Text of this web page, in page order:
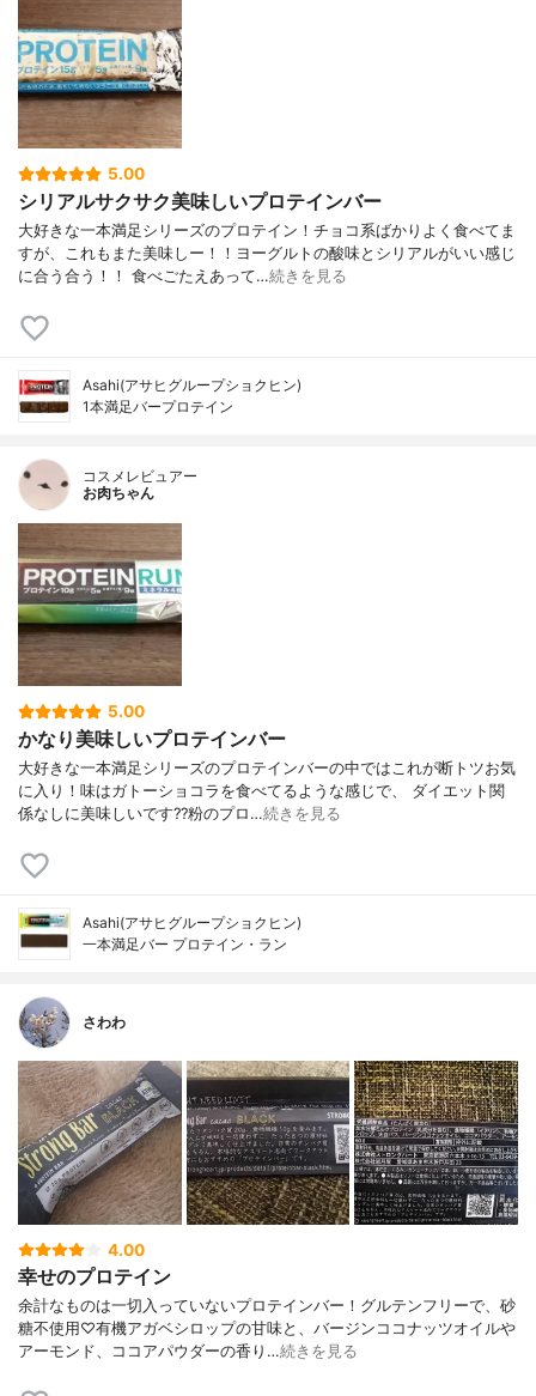
5.00
シリアルサクサク美味しいプロテインバー
大好きな一本満足シリーズのプロテイン！チョコ系ばかりよく食べてま
すが、これもまた美味しー！！ヨーグルトの酸味とシリアルがいい感じ
に合う合う！！ 食べごたえあって…続きを見る
Asahi(アサヒグループショクヒン)
1本満足バープロテイン
コスメレビュアー
お肉ちゃん
5.00
かなり美味しいプロテインバー
大好きな一本満足シリーズのプロテインバーの中ではこれが断トツお気
に入り！味はガトーショコラを食べてるような感じで、 ダイエット関
係なしに美味しいです??粉のプロ…続きを見る
Asahi(アサヒグループショクヒン)
一本満足バー プロテイン・ラン
さわわ
4.00
幸せのプロテイン
余計なものは一切入っていないプロテインバー！グルテンフリーで、砂
糖不使用♡有機アガベシロップの甘味と、バージンココナッツオイルや
アーモンド、ココアパウダーの香り…続きを見る